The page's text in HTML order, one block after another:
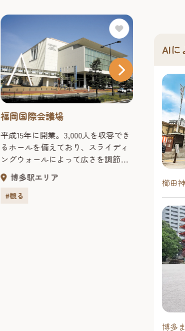
福岡国際会議場
平成15年に開業。3,000人を収容でき
るホールを備えており、スライディ
ングウォールによって広さを調節で
きる会議室や６カ国語に対応できる
同時通訳ブース、最先端の映像設備
を完備している。マリンメッセ福岡
博多駅エリア
#観る
福岡サ
コンサー
場、ホテ
ホールは
などが楽
ル１階レ
ン」、ホ
ながらフ
トラン「
処「銀河
フェ「ラ
トホール
に応じる
博多駅
AIに
櫛田
博多